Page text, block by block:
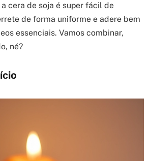
cera de soja é super fácil de
de forma uniforme e adere bem
essenciais. Vamos combinar,
né?